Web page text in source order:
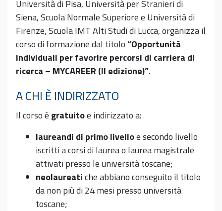
Università di Pisa, Università per Stranieri di
Siena, Scuola Normale Superiore e Università di
Firenze, Scuola IMT Alti Studi di Lucca, organizza il
corso di formazione dal titolo“Opportunità
individuali per favorire percorsi di carriera di
ricerca – MYCAREER (II edizione)”.
A CHI È INDIRIZZATO
Il corso è gratuitoe indirizzato a:
laureandi di primo livelloe secondo livello
iscritti a corsi di laurea o laurea magistrale
attivati presso le università toscane;
neolaureatiche abbiano conseguito il titolo
da non più di 24 mesi presso università
toscane;